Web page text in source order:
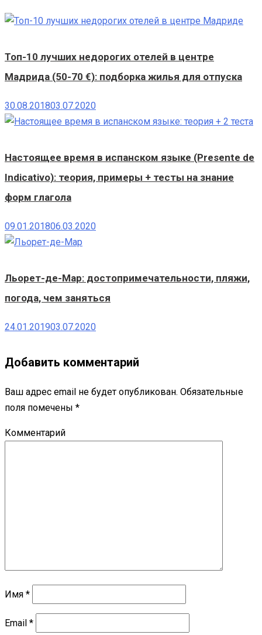
Топ-10 лучших недорогих отелей в центре
Мадрида (50-70 €): подборка жилья для отпуска
30.08.201803.07.2020
Настоящее время в испанском языке (Presente de
Indicativo): теория, примеры + тесты на знание
форм глагола
09.01.201806.03.2020
Льорет-де-Мар: достопримечательности, пляжи,
погода, чем заняться
24.01.201903.07.2020
Добавить комментарий
Ваш адрес email не будет опубликован. Обязательные
поля помечены *
Комментарий
Имя *
Email *